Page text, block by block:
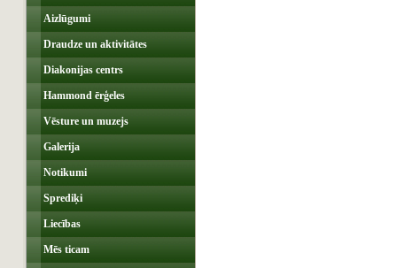
Aizlūgumi
Draudze un aktivitātes
Diakonijas centrs
Hammond ērģeles
Vēsture un muzejs
Galerija
Notikumi
Sprediķi
Liecības
Mēs ticam